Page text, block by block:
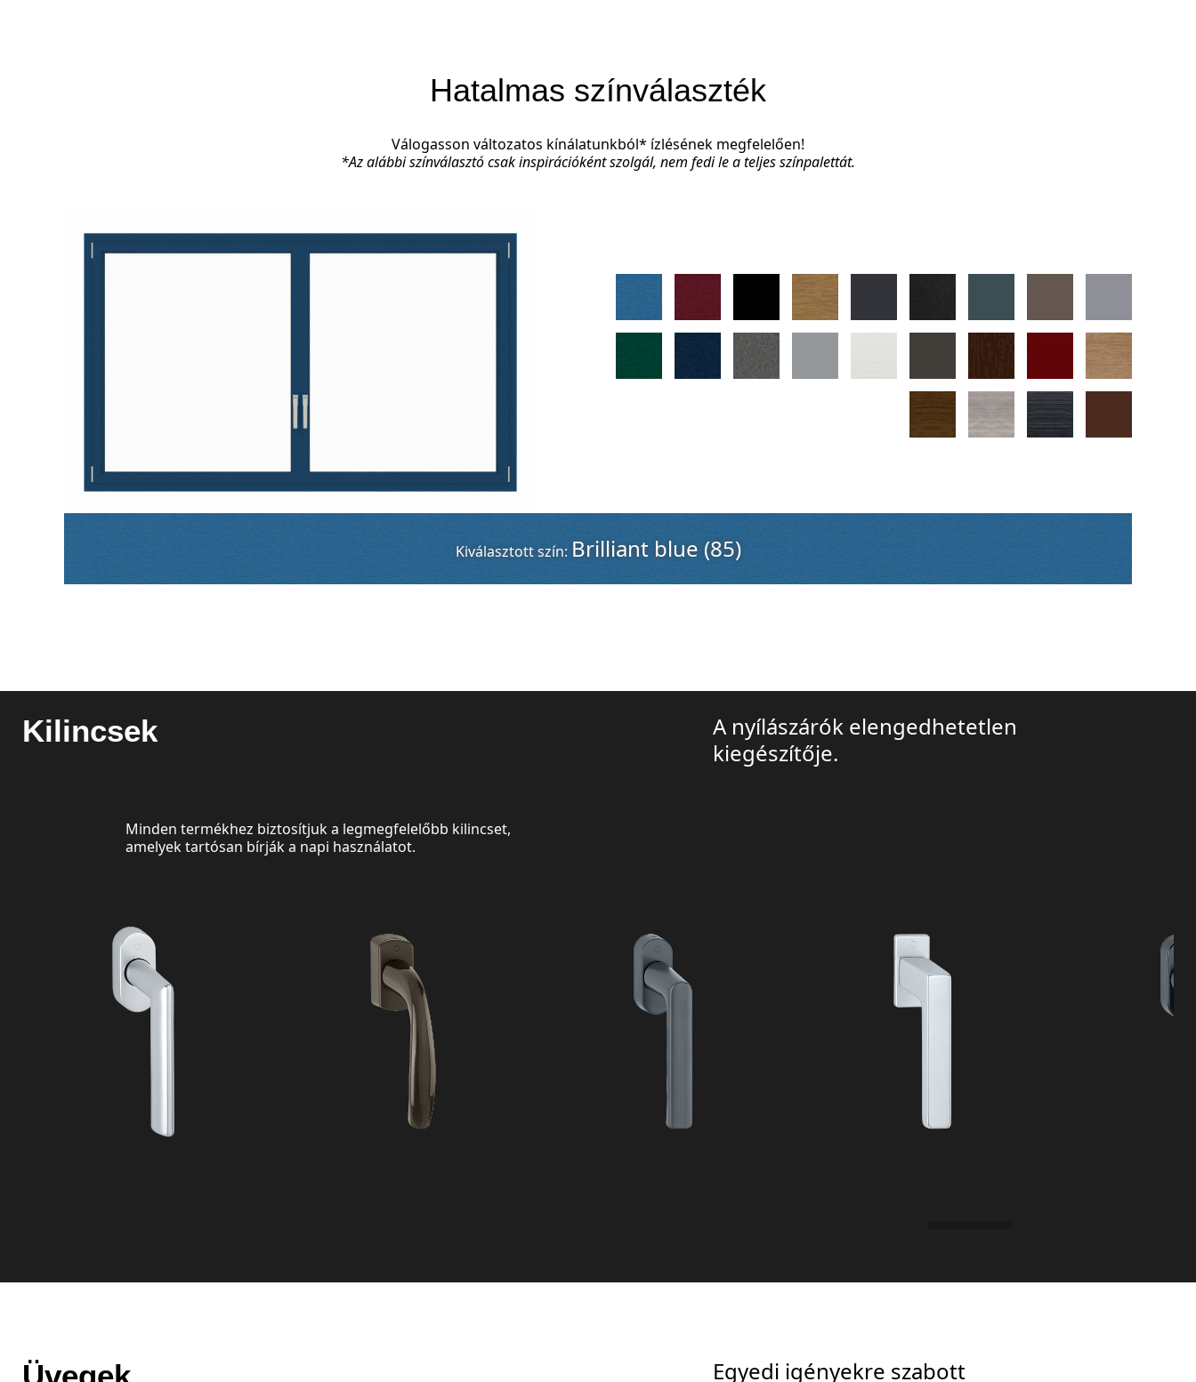
Hatalmas színválaszték
Válogasson változatos kínálatunkból* ízlésének megfelelően!
*Az alábbi színválasztó csak inspirációként szolgál, nem fedi le a teljes színpalettát.
Kiválasztott szín: Brilliant blue (85)
Kilincsek
A nyílászárók elengedhetetlen
kiegészítője.
Minden termékhez biztosítjuk a legmegfelelőbb kilincset,
amelyek tartósan bírják a napi használatot.
Egyedi igényekre szabott